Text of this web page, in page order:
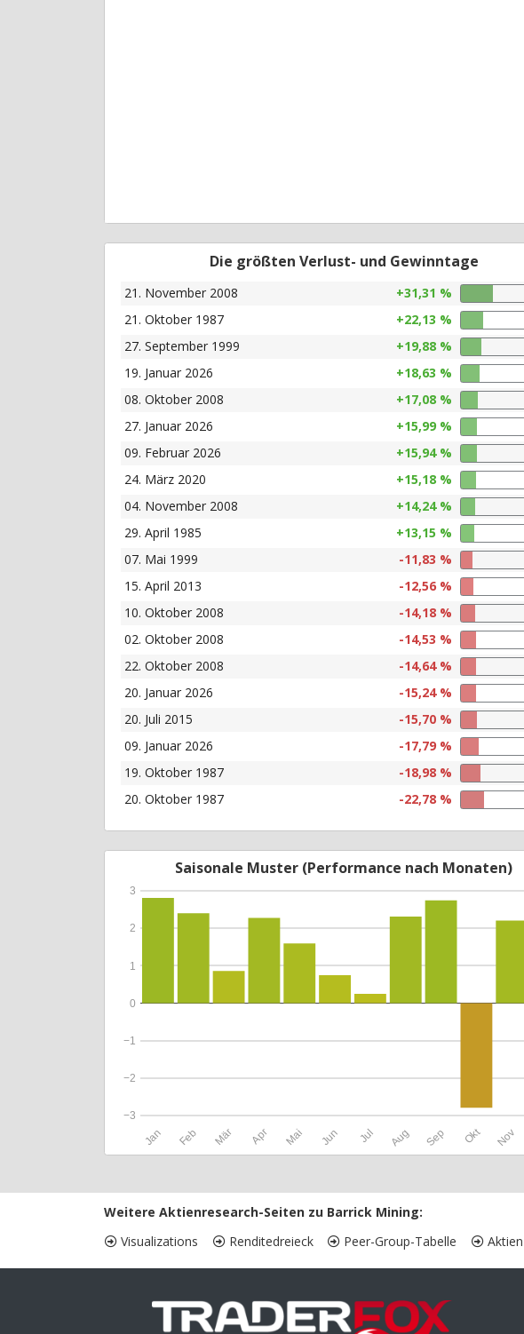
Die größten Verlust- und Gewinntage
21. November 2008
+31,31 %
21. Oktober 1987
+22,13 %
27. September 1999
+19,88 %
19. Januar 2026
+18,63 %
08. Oktober 2008
+17,08 %
27. Januar 2026
+15,99 %
09. Februar 2026
+15,94 %
24. März 2020
+15,18 %
04. November 2008
+14,24 %
29. April 1985
+13,15 %
07. Mai 1999
-11,83 %
15. April 2013
-12,56 %
10. Oktober 2008
-14,18 %
02. Oktober 2008
-14,53 %
22. Oktober 2008
-14,64 %
20. Januar 2026
-15,24 %
20. Juli 2015
-15,70 %
09. Januar 2026
-17,79 %
19. Oktober 1987
-18,98 %
20. Oktober 1987
-22,78 %
Saisonale Muster (Performance nach Monaten)
Jan Feb Mär Apr Mai Jun Jul Aug Sep Okt Nov
−3
−2
−1
0
1
2
3
Weitere Aktienresearch-Seiten zu Barrick Mining:
Visualizations
Renditedreieck Peer-Group-Tabelle